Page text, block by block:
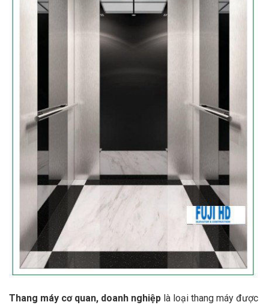
Thang máy cơ quan, doanh nghiệp là loại thang máy được